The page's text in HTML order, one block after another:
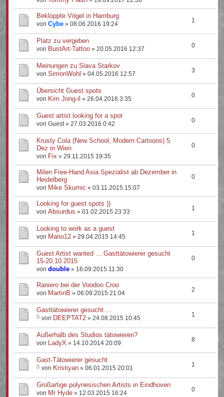
Bekloppte Vögel in Hamburg
vonCybe » 08.06.2016 19:24 1
Platz zu vergeben
von BustArt-Tattoo » 20.05.2016 12:37 0
Meinungen zu Slava Starkov
vonSimonWohl » 04.05.2016 12:57 3
Übersicht Guest spots
von Kim Jong-il » 26.04.2016 3:35 0
Guest artist looking for a spot
von Guest » 27.03.2016 0:42 0
Krusty Cola (New School, Modern Cartoons) 5.
Dez in Wien
von Fix » 29.11.2015 19:35
0
Milen Free-Hand Asia Spezialist ab Dezember in
Heidelberg
von Mike Skumic » 03.11.2015 15:07
0
Looking for guest spots ))
vonAbsurdus » 01.02.2015 23:33 1
Looking to work as a guest
von Mario12 » 29.04.2015 14:45 1
Guest Artist wanted ....Gasttätowierer gesucht
15-20.10.2015
vondouble » 16.09.2015 11:30
0
Raniero bei der Voodoo Croo
von MartinB » 06.09.2015 21:04 2
Gasttätowierer gesucht....
von DEEPTAT2 » 24.08.2015 10:45 1
Außerhalb des Studios tätowieren?
von LadyX » 14.10.2014 20:09 8
Gast-Tätowierer gesucht
von Kristiyan » 06.01.2015 20:01 1
Großartige polynesischen Artists in Eindhoven
von Mr Hyde » 12.03.2015 16:24 0